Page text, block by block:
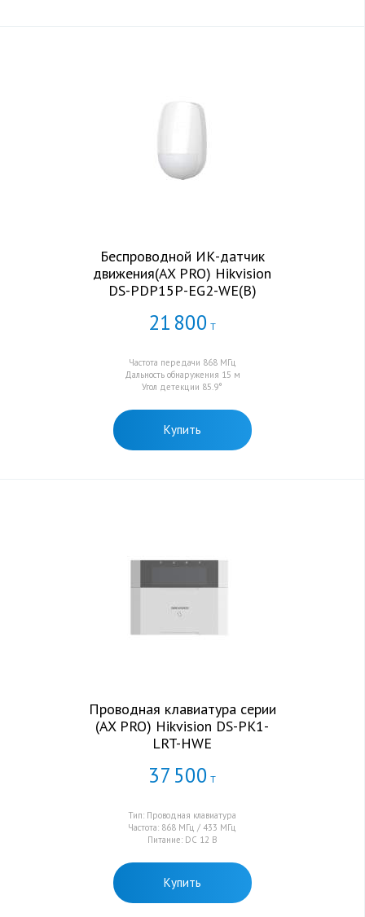
Беспроводной ИК-датчик
движения(AX PRO) Hikvision
DS-PDP15P-EG2-WE(B)
21 800 Т
Частота передачи 868 МГц
Дальность обнаружения 15 м
Угол детекции 85.9°
Купить
Проводная клавиатура серии
(AX PRO) Hikvision DS-PK1-
LRT-HWE
37 500 Т
Тип: Проводная клавиатура
Частота: 868 МГц / 433 МГц
Питание: DC 12 В
Купить